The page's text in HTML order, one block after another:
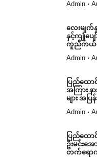
Admin
လေးမျက်
နှင့်ကျုံပျ
ကူညီကယ်ဆ
Admin
ပြည်ထော
အကြား န
များ အ
Admin
ပြည်ထော
ဦးမင်းအေ
တက်ရောက်